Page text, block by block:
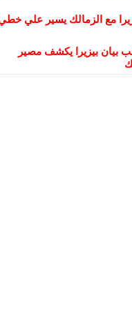
مع الزمالك يسير علي
بيزيرا يكشف مصير